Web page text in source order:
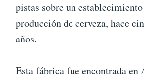
pistas sobre un
producción de cerveza, hace
años.
Esta fábrica fue encontrada en